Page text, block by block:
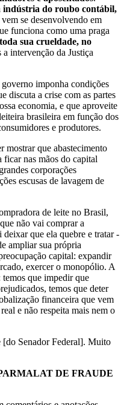
indústria do roubo contábil,
vem se desenvolvendo em
funciona como uma praga
sua crueldade, no
a intervenção da Justiça
imponha condições
discuta a crise com as partes
economia, e que aproveite
brasileira em função dos
e produtores.
mostrar que abastecimento
ficar nas mãos do capital
corporações
escusas de lavagem de
de leite no Brasil,
não vai comprar a
que ela quebre e tratar -
ampliar sua própria
capital: expandir
exercer o monopólio. A
temos que impedir que
temos que deter
financeira que vem
e não respeita mais nem o
[do Senador Federal]. Muito
DE FRAUDE